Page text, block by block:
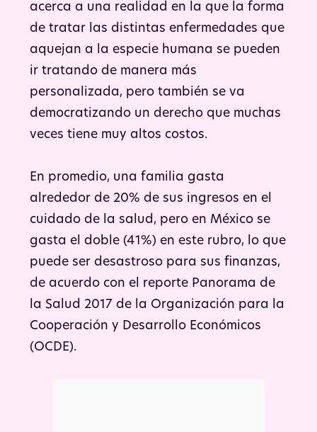
acerca a una realidad en la que la forma
de tratar las distintas enfermedades que
aquejan a la especie humana se pueden
ir tratando de manera más
personalizada, pero también se va
democratizando un derecho que muchas
veces tiene muy altos costos.
En promedio, una familia gasta
alrededor de 20% de sus ingresos en el
cuidado de la salud, pero en México se
gasta el doble (41%) en este rubro, lo que
puede ser desastroso para sus finanzas,
de acuerdo con el reporte Panorama de
la Salud 2017 de la Organización para la
Cooperación y Desarrollo Económicos
(OCDE).